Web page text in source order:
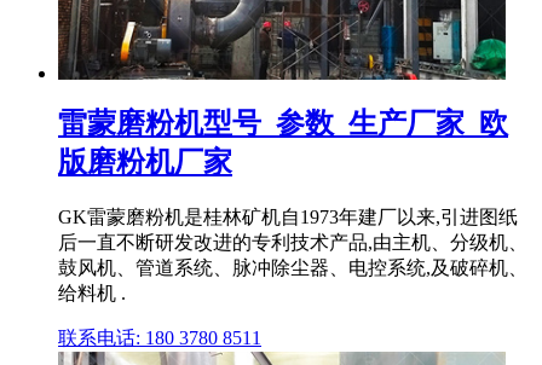
雷蒙磨粉机型号_参数_生产厂家_欧
版磨粉机厂家
GK雷蒙磨粉机是桂林矿机自1973年建厂以来,引进图纸
后一直不断研发改进的专利技术产品,由主机、分级机、
鼓风机、管道系统、脉冲除尘器、电控系统,及破碎机、
给料机 .
联系电话: 180 3780 8511